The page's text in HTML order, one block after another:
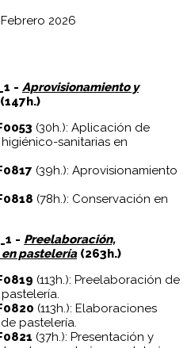
2026
- Aprovisionamiento y
(30h.): Aplicación de
sanitarias en
(39h.): Aprovisionamiento
(78h.): Conservación en
- Preelaboración,
pastelería(263h.)
(113h.): Preelaboración de
(113h.): Elaboraciones
pastelería.
(37h.): Presentación y